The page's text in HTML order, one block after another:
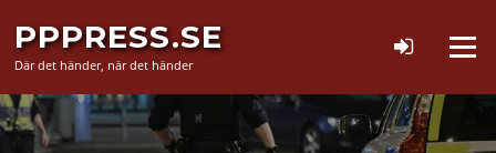
innehåll
PPPRESS.SE
Där det händer, när det händer
Meny